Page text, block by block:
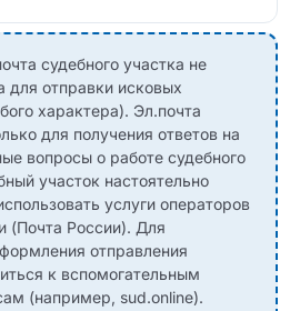
судебного участка не
для отправки исковых
характера). Эл.почта
для получения ответов на
вопросы о работе судебного
участок настоятельно
услуги операторов
(Почта России). Для
отправления
к вспомогательным
(например, sud.online).